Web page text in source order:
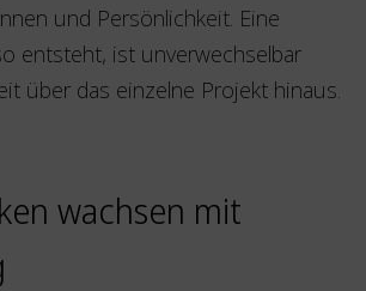
und Persönlichkeit. Eine
entsteht, ist unverwechselbar
über das einzelne Projekt hinaus.
wachsen mit